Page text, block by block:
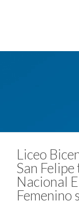
Liceo
San
Nacional
Femenino